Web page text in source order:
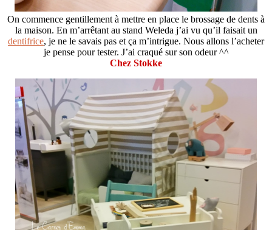
On commence gentillement à mettre en place le brossage de dents à
la maison. En m’arrêtant au stand Weleda j’ai vu qu’il faisait un
dentifrice, je ne le savais pas et ça m’intrigue. Nous allons l’acheter
je pense pour tester. J’ai craqué sur son odeur ^^
Chez Stokke